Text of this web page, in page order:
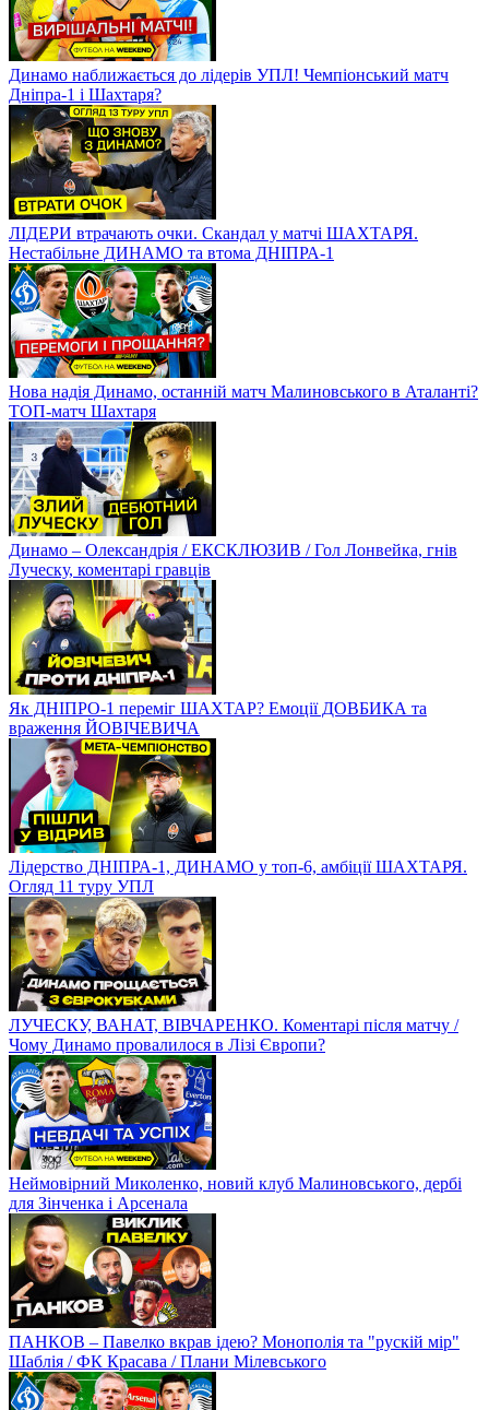
Динамо наближається до лідерів УПЛ! Чемпіонський матч
Дніпра-1 і Шахтаря?
ЛІДЕРИ втрачають очки. Скандал у матчі ШАХТАРЯ.
Нестабільне ДИНАМО та втома ДНІПРА-1
Нова надія Динамо, останній матч Малиновського в Аталанті?
ТОП-матч Шахтаря
Динамо – Олександрія / ЕКСКЛЮЗИВ / Гол Лонвейка, гнів
Луческу, коментарі гравців
Як ДНІПРО-1 переміг ШАХТАР? Емоції ДОВБИКА та
враження ЙОВІЧЕВИЧА
Лідерство ДНІПРА-1, ДИНАМО у топ-6, амбіції ШАХТАРЯ.
Огляд 11 туру УПЛ
ЛУЧЕСКУ, ВАНАТ, ВІВЧАРЕНКО. Коментарі після матчу /
Чому Динамо провалилося в Лізі Європи?
Неймовірний Миколенко, новий клуб Малиновського, дербі
для Зінченка і Арсенала
ПАНКОВ – Павелко вкрав ідею? Монополія та "рускій мір"
Шаблія / ФК Красава / Плани Мілевського